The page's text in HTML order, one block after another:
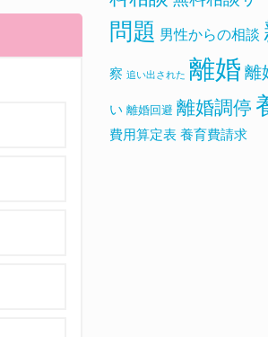
問題 男性からの相談
察 追い出された 離婚 離
い 離婚回避 離婚調停
費用算定表 養育費請求